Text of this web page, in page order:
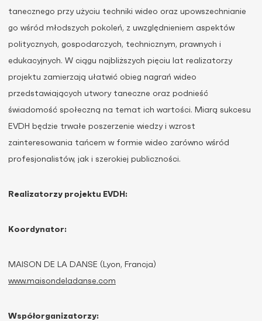
tanecznego przy użyciu techniki wideo oraz upowszechnianie
go wśród młodszych pokoleń, z uwzględnieniem aspektów
politycznych, gospodarczych, technicznym, prawnych i
edukacyjnych. W ciągu najbliższych pięciu lat realizatorzy
projektu zamierzają ułatwić obieg nagrań wideo
przedstawiających utwory taneczne oraz podnieść
świadomość społeczną na temat ich wartości. Miarą sukcesu
EVDH będzie trwałe poszerzenie wiedzy i wzrost
zainteresowania tańcem w formie wideo zarówno wśród
profesjonalistów, jak i szerokiej publiczności.
Realizatorzy projektu EVDH:
Koordynator:
MAISON DE LA DANSE (Lyon, Francja)
www.maisondeladanse.com
Współorganizatorzy: